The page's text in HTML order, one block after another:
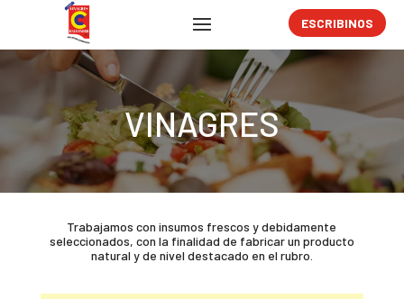
ESCRIBINOS
VINAGRES
Trabajamos con insumos frescos y debidamente
seleccionados, con la finalidad de fabricar un producto
natural y de nivel destacado en el rubro.